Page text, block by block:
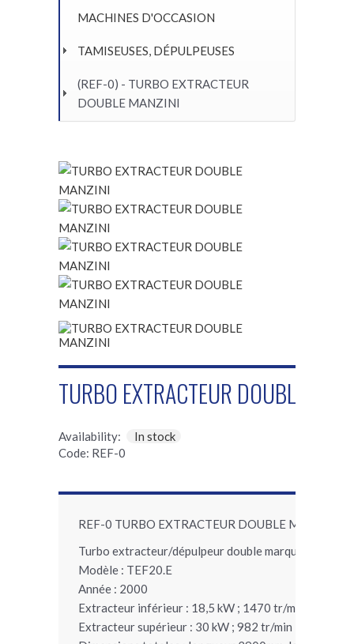
MACHINES D'OCCASION
TAMISEUSES, DÉPULPEUSES
(REF-0) - TURBO EXTRACTEUR
DOUBLE MANZINI
TURBO EXTRACTEUR DOUBLE
Availability:
In stock
Code: REF-0
REF-0 TURBO EXTRACTEUR DOUBLE MANZINI
Turbo extracteur/dépulpeur double marque
Modèle : TEF20.E
Année : 2000
Extracteur inférieur : 18,5 kW ; 1470 tr/min
Extracteur supérieur : 30 kW ; 982 tr/min